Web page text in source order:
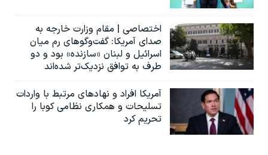
اختصاصی | مقام وزارت خارجه به
صدای آمریکا: گفت‌وگوهای رم میان
اسرائیل و لبنان «سازنده» بود و دو
طرف به توافق نزدیک‌تر شده‌اند
آمریکا افراد و نهادهای مرتبط با واردات
تسلیحات و همکاری نظامی کوبا را
تحریم کرد